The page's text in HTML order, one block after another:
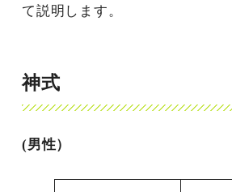
て説明します。
神式
(男性）